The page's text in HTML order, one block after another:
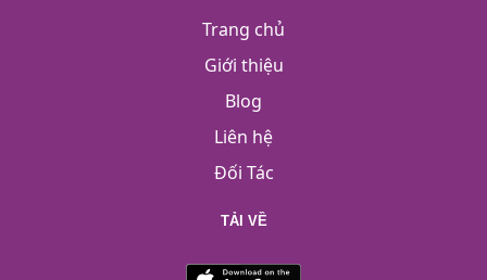
Trang chủ
Giới thiệu
Blog
Liên hệ
Đối Tác
TẢI VỀ